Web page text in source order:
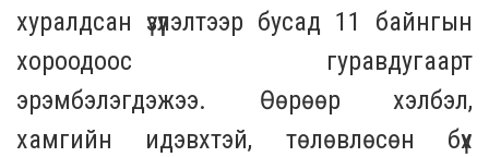
хуралдсан үзүүлэлтээр бусад 11 байнгын
хороодоос гуравдугаарт
эрэмбэлэгдэжээ. Өөрөөр хэлбэл,
хамгийн идэвхтэй, төлөвлөсөн бүх